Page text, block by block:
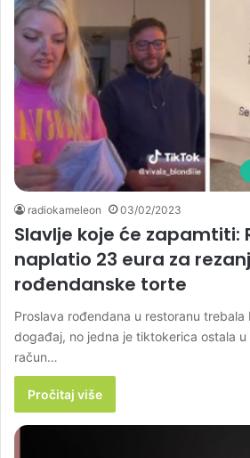
radiokameleon 03/02/2023
Slavlje koje će zapamtiti:
naplatio 23 eura za
rođendanske torte
Proslava rođendana u restoranu
događaj, no jedna je tiktokerica ostala
račun…
Pročitaj više